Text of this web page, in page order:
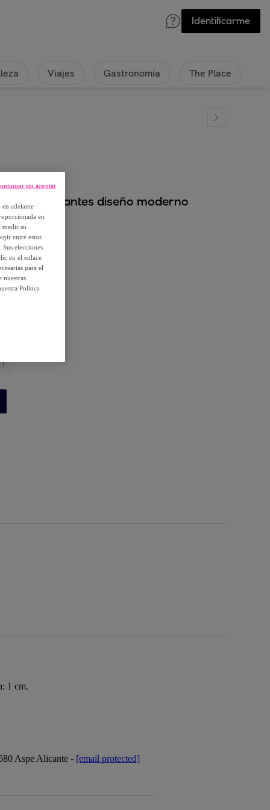
Identificarme
Viajes Gastronomía The Place
y elegantes diseño moderno
1 cm.
Aspe Alicante - [email protected]
adelante
en
medir su
entre estos
elecciones
en el enlace
para el
nuestras
Política
sin aceptar